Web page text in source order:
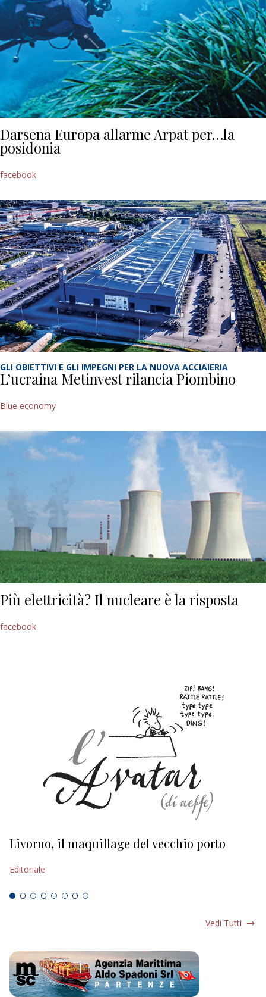
Darsena Europa allarme Arpat per…la
posidonia
facebook
GLI OBIETTIVI E GLI IMPEGNI PER LA NUOVA ACCIAIERIA
L’ucraina Metinvest rilancia Piombino
Blue economy
Più elettricità? Il nucleare è la risposta
facebook
Livorno, il maquillage del vecchio porto
Editoriale
Vedi Tutti